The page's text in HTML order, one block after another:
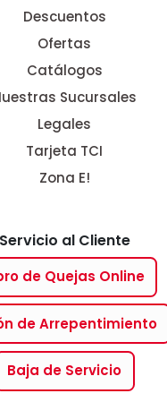
Descuentos
Ofertas
Catálogos
Sucursales
Legales
Tarjeta TCI
Zona E!
Servicio al Cliente
de Quejas Online
de Arrepentimiento
Baja de Servicio